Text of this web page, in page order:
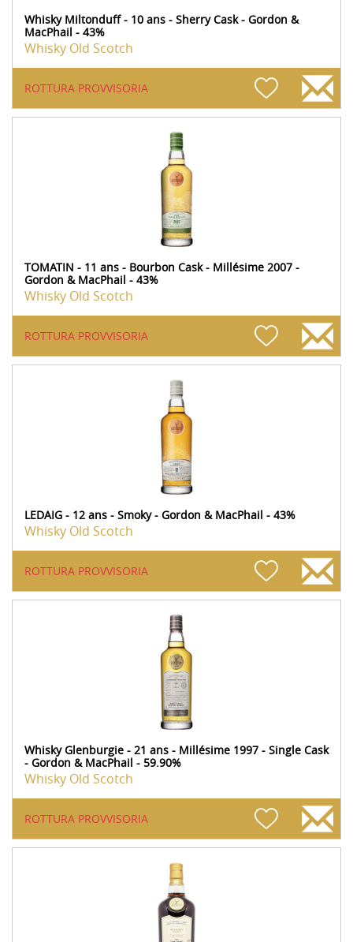
Whisky Miltonduff - 10 ans - Sherry Cask - Gordon &
MacPhail - 43%
Whisky Old Scotch
ROTTURA PROVVISORIA
TOMATIN - 11 ans - Bourbon Cask - Millésime 2007 -
Gordon & MacPhail - 43%
Whisky Old Scotch
ROTTURA PROVVISORIA
LEDAIG - 12 ans - Smoky - Gordon & MacPhail - 43%
Whisky Old Scotch
ROTTURA PROVVISORIA
Whisky Glenburgie - 21 ans - Millésime 1997 - Single Cask
- Gordon & MacPhail - 59.90%
Whisky Old Scotch
ROTTURA PROVVISORIA